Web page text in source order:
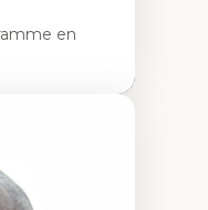
en
sociale
et des
social et en